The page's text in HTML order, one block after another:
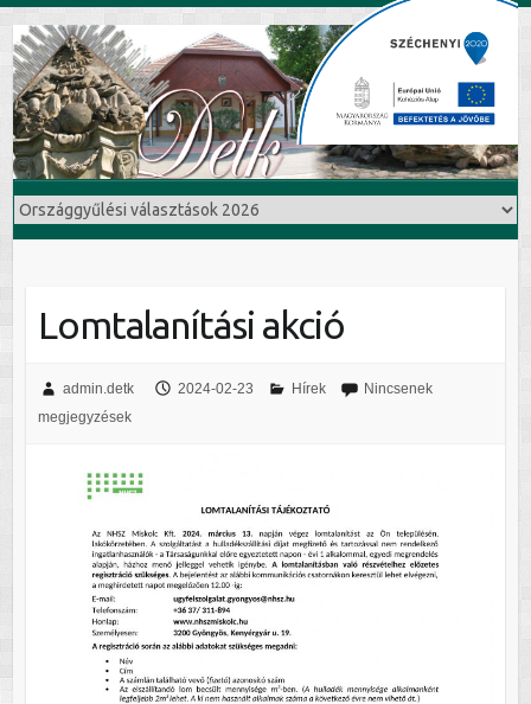
Lomtalanítási akció
admin.detk 2024-02-23 Hírek
Nincsenek
megjegyzések